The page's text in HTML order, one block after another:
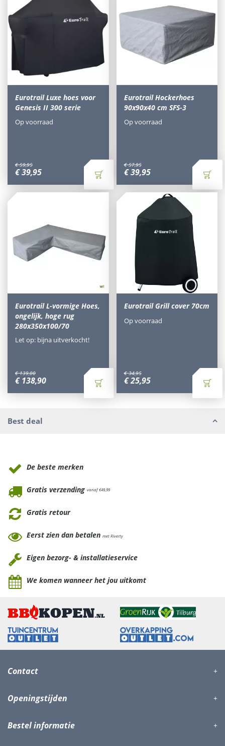
Eurotrail Luxe hoes voor
Genesis II 300 serie
€ 59,95
€39,95
Op voorraad
Eurotrail Hockerhoes
90x90x40 cm SFS-3
€ 57,95
€ 39,95
Op voorraad
Eurotrail L-vormige Hoes,
ongelijk, hoge rug
280x350x100/70
€ 139,00
€ 138,90
Let op: bijna uitverkocht!
Eurotrail Grill cover 70cm
€ 34,95
€25,95
Op voorraad
Best deal
De beste merken
Gratis verzending vanaf €49,99
Gratis retour
Eerst zien dan betalen met Riverty
Eigen bezorg- & installatieservice
We komen wanneer het jou uitkomt
Contact
Openingstijden
Bestel informatie